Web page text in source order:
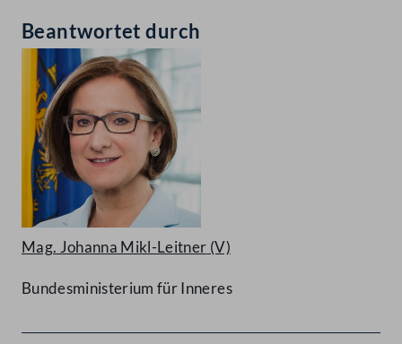
Beantwortet durch
Mag. Johanna Mikl-Leitner (V)
Bundesministerium für Inneres